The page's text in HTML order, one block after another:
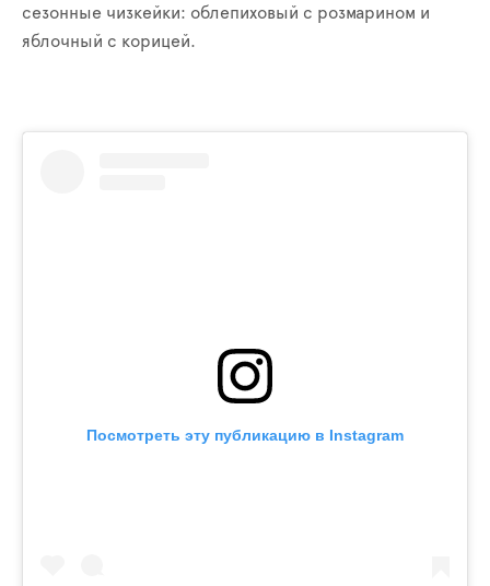
сезонные чизкейки: облепиховый с розмарином и
яблочный с корицей.
Посмотреть эту публикацию в Instagram